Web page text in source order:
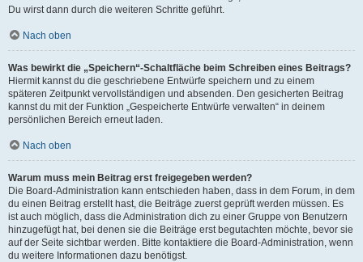
Du wirst dann durch die weiteren Schritte geführt.
Nach oben
Was bewirkt die „Speichern“-Schaltfläche beim Schreiben eines Beitrags?
Hiermit kannst du die geschriebene Entwürfe speichern und zu einem
späteren Zeitpunkt vervollständigen und absenden. Den gesicherten Beitrag
kannst du mit der Funktion „Gespeicherte Entwürfe verwalten“ in deinem
persönlichen Bereich erneut laden.
Nach oben
Warum muss mein Beitrag erst freigegeben werden?
Die Board-Administration kann entschieden haben, dass in dem Forum, in dem
du einen Beitrag erstellt hast, die Beiträge zuerst geprüft werden müssen. Es
ist auch möglich, dass die Administration dich zu einer Gruppe von Benutzern
hinzugefügt hat, bei denen sie die Beiträge erst begutachten möchte, bevor sie
auf der Seite sichtbar werden. Bitte kontaktiere die Board-Administration, wenn
du weitere Informationen dazu benötigst.